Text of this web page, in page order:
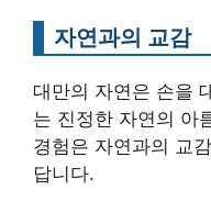
자연과의 교감
대만의 자연은 손을
는 진정한 자연의 아
경험은 자연과의 교
답니다.